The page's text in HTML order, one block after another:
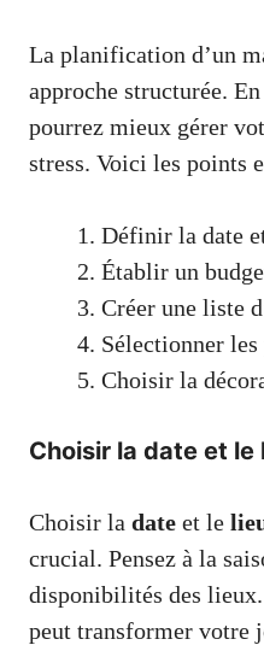
La planification d’un
approche structurée.
pourrez mieux gérer
stress. Voici les points
Définir la date
Établir un
Créer une liste
Sélectionner
Choisir la
Choisir la date et le
Choisir la date et le
crucial. Pensez à la
disponibilités des
peut transformer votre